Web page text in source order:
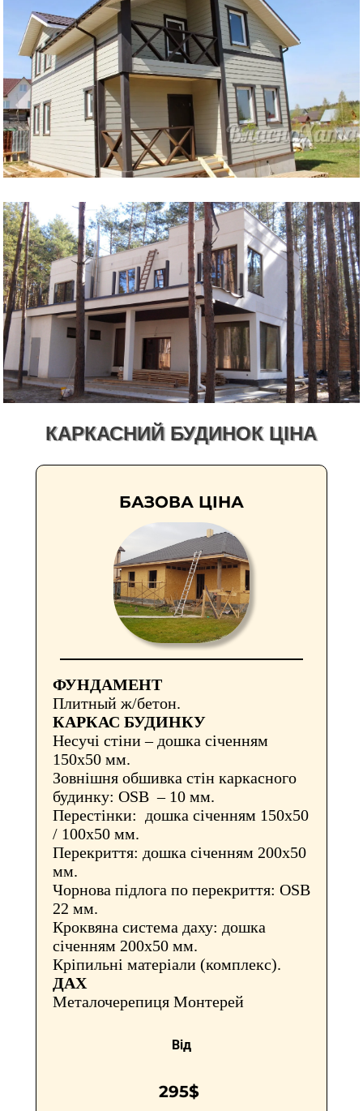
КАРКАСНИЙ БУДИНОК ЦІНА
БАЗОВА ЦІНА
ФУНДАМЕНТ
Плитный ж/бетон.
КАРКАС БУДИНКУ
Несучі стіни – дошка січенням
150х50 мм.
Зовнішня обшивка стін каркасного
будинку: OSB – 10 мм.
Перестінки: дошка січенням 150х50
/ 100х50 мм.
Перекриття: дошка січенням 200х50
мм.
Чорнова підлога по перекриття: OSB
22 мм.
Кроквяна система даху: дошка
січенням 200х50 мм.
Кріпильні матеріали (комплекс).
ДАХ
Металочерепиця Монтерей
Від
295$